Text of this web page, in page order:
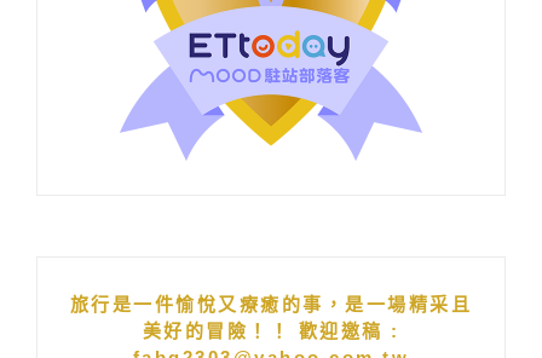
旅行是一件愉悅又療癒的事，是一場精采且
美好的冒險！！ 歡迎邀稿 :